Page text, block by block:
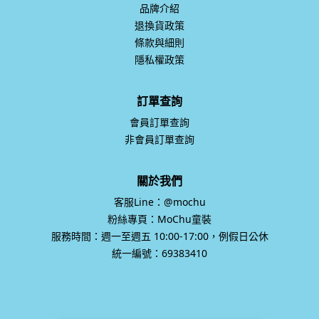
品牌介紹
退換貨政策
條款與細則
隱私權政策
訂單查詢
會員訂單查詢
非會員訂單查詢
關於我們
客服Line：@mochu
粉絲專頁：MoChu童裝
服務時間：週一至週五 10:00-17:00，例假日公休
統一編號：69383410